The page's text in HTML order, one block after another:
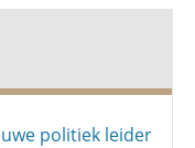
politiek leider